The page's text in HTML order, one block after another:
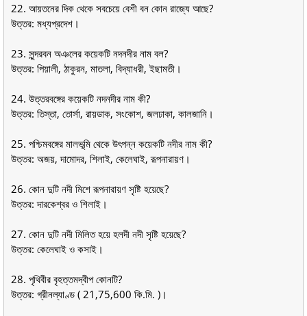
22. আয়তনের দিক থেকে সবচেয়ে বেশী বন কোন রাজ্যে আছে?
উত্তর: মধ্যপ্রদেশ।
23. সুন্দরবন অঞলের কয়েকটি নদনদীর নাম বল?
উত্তর: পিয়ালী, ঠাকুরন, মাতলা, বিদ্যাধরী, ইছামতী।
24. উত্তরবঙ্গের কয়েকটি নদনদীর নাম কী?
উত্তর: তিস্তা, তাের্সা, রায়ডাক, সংকোশ, জলঢাকা, কালজানি।
25. পশ্চিমবঙ্গের মালভূমি থেকে উৎপন্ন কয়েকটি নদীর নাম কী?
উত্তর: অজয়, দামােদর, শিলাই, কেলেঘাই, রূপনারায়ণ।
26. কোন দুটি নদী মিশে রূপনারায়ণ সৃষ্টি হয়েছে?
উত্তর: দারকেশ্বর ও শিলাই।
27. কোন দুটি নদী মিলিত হয়ে হলদী নদী সৃষ্টি হয়েছে?
উত্তর: কেলেঘাই ও কসাই।
28. পৃথিবীর বৃহত্তমদ্বীপ কোনটি?
উত্তর: গ্রীনল্যাণ্ড ( 21,75,600 কি.মি. )।